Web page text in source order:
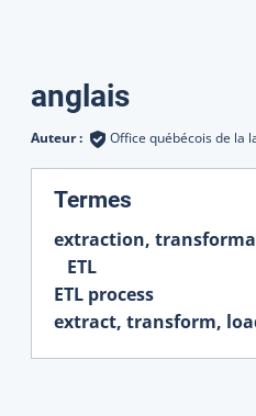
Traductions
anglais
Auteur : Office québécois de la
Termes
extraction,
ETL
ETL process
extract, transform,